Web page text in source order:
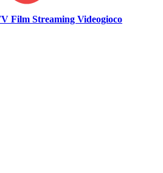
Film Streaming Videogioco